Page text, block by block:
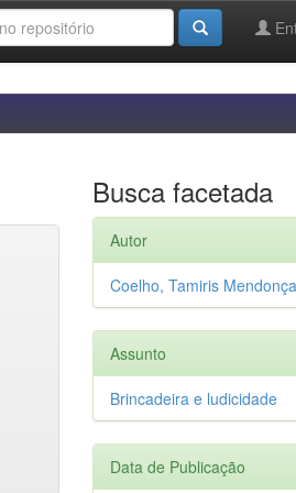
Busca facetada
Autor
Coelho, Tamiris Mendonça
Assunto
Brincadeira e ludicidade
Data de Publicação